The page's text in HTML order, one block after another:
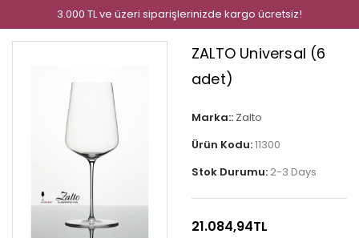
3.000 TL ve üzeri siparişlerinizde kargo ücretsiz!
ZALTO Universal (6
adet)
Marka:: Zalto
Ürün Kodu:11300
Stok Durumu: 2-3 Days
21.084,94TL